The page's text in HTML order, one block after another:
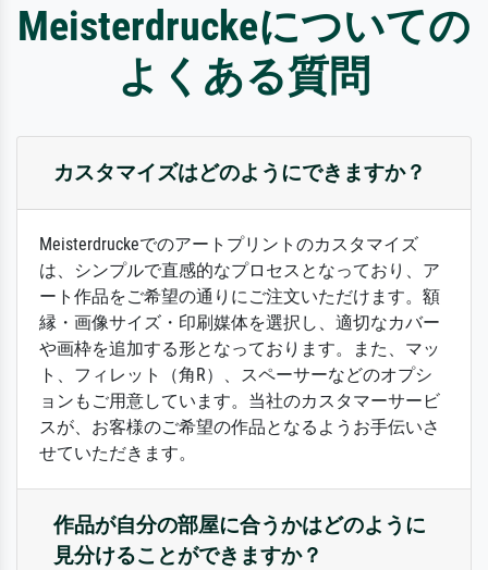
Meisterdruckeについての
よくある質問
カスタマイズはどのようにできますか？
Meisterdruckeでのアートプリントのカスタマイズ
は、シンプルで直感的なプロセスとなっており、ア
ート作品をご希望の通りにご注文いただけます。額
縁・画像サイズ・印刷媒体を選択し、適切なカバー
や画枠を追加する形となっております。また、マッ
ト、フィレット（角R）、スペーサーなどのオプシ
ョンもご用意しています。当社のカスタマーサービ
スが、お客様のご希望の作品となるようお手伝いさ
せていただきます。
作品が自分の部屋に合うかはどのように
見分けることができますか？